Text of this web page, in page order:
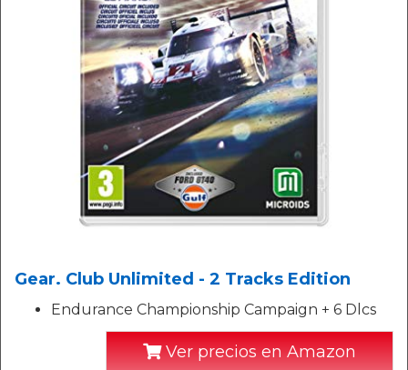
Gear. Club Unlimited - 2 Tracks Edition
Endurance Championship Campaign + 6 Dlcs
Ver precios en Amazon